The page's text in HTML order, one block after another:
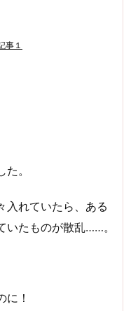
事１
。
入れていたら、ある
いたものが散乱……。
に！